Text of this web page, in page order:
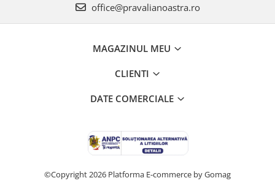
office@pravalianoastra.ro
MAGAZINUL MEU
CLIENTI
DATE COMERCIALE
©Copyright 2026 Platforma E-commerce by Gomag